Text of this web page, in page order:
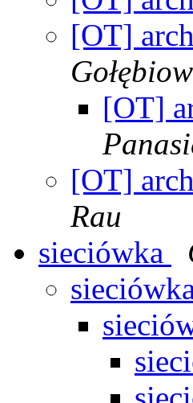
[OT]
[OT]
[OT]
Rau
sieciówka